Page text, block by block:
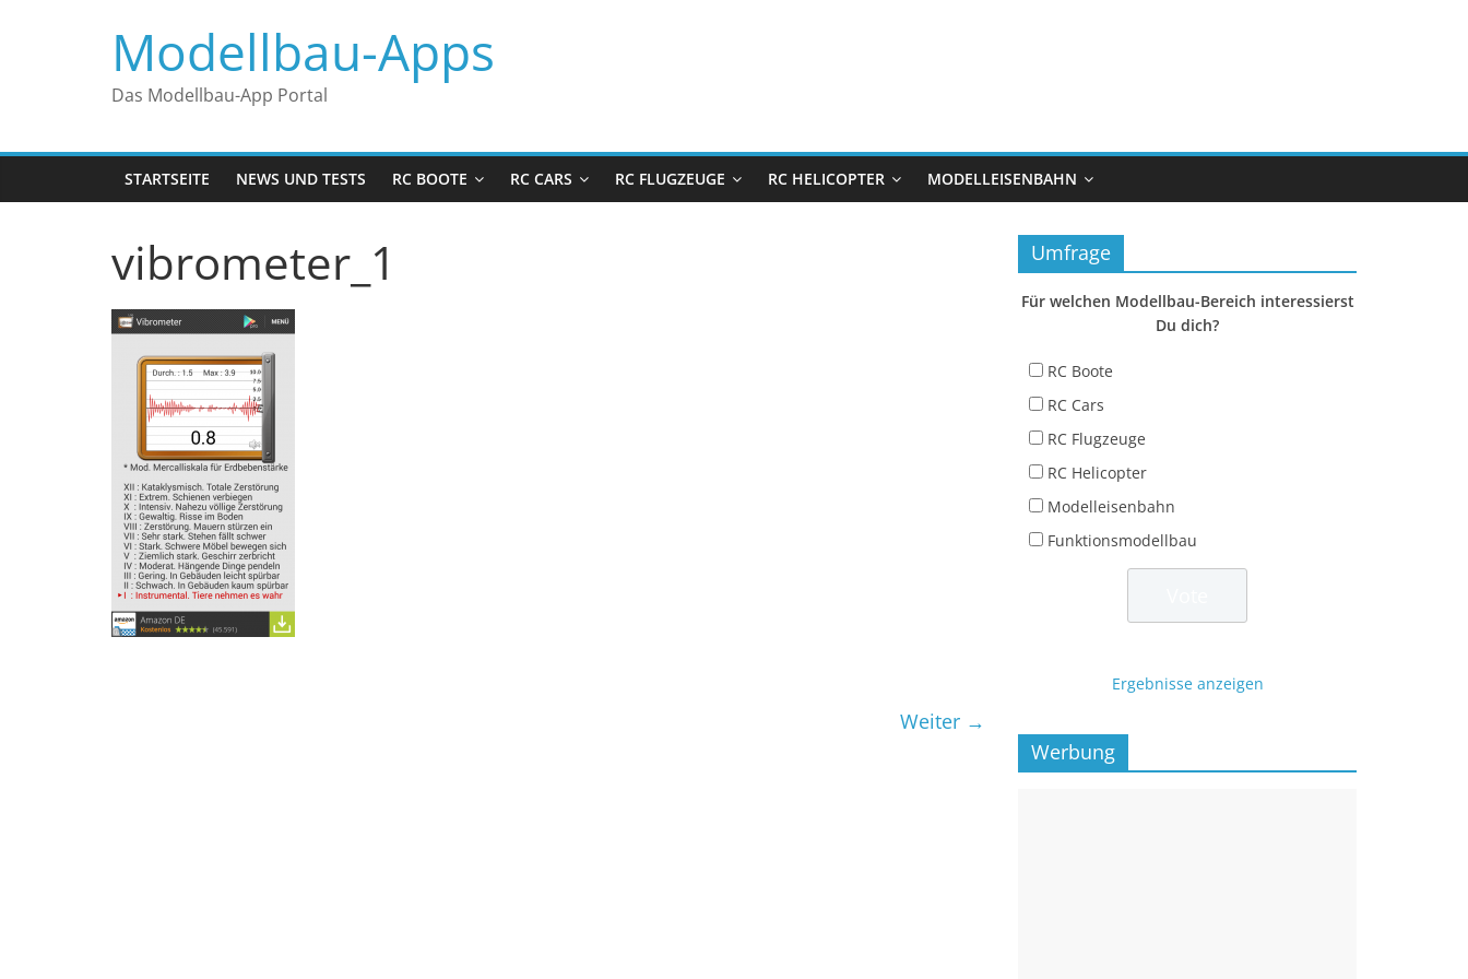
Modellbau-Apps
Das Modellbau-App Portal
STARTSEITE NEWS UND TESTS RC BOOTE RC CARS RC FLUGZEUGE RC HELICOPTER MODELLEISENBAHN
vibrometer_1
Weiter →
Umfrage
Für welchen Modellbau-Bereich interessierst
Du dich?
RC Boote
RC Cars
RC Flugzeuge
RC Helicopter
Modelleisenbahn
Funktionsmodellbau
Ergebnisse anzeigen
Werbung